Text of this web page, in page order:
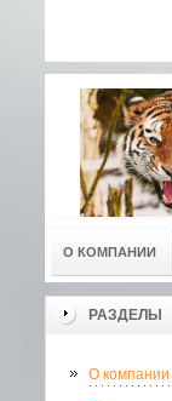
О КОМПАНИИ
РАЗДЕЛЫ
О компании